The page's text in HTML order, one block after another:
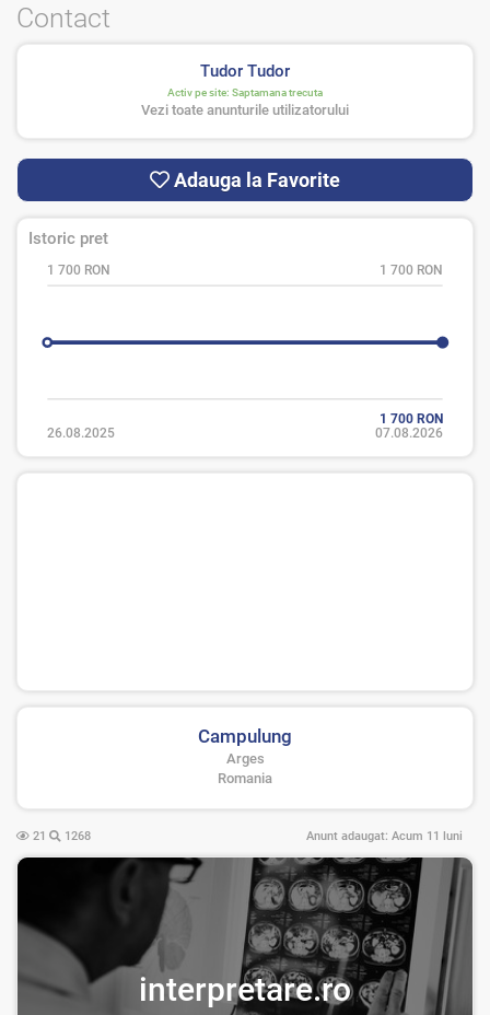
Contact
Tudor Tudor
Activ pe site: Saptamana trecuta
Vezi toate anunturile utilizatorului
Adauga la Favorite
Istoric pret
1 700 RON 1 700 RON
1 700 RON
26.08.2025
07.08.2026
Campulung
Arges
Romania
21 1268 Anunt adaugat: Acum 11 luni
interpretare.ro